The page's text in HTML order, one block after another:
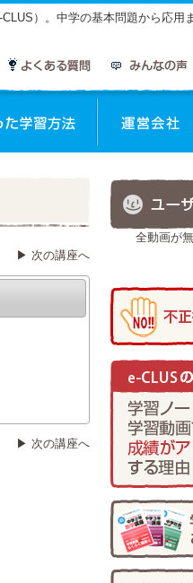
）。中学の基本問題から応用
▶ 次の講座へ
▶ 次の講座へ
全動画が